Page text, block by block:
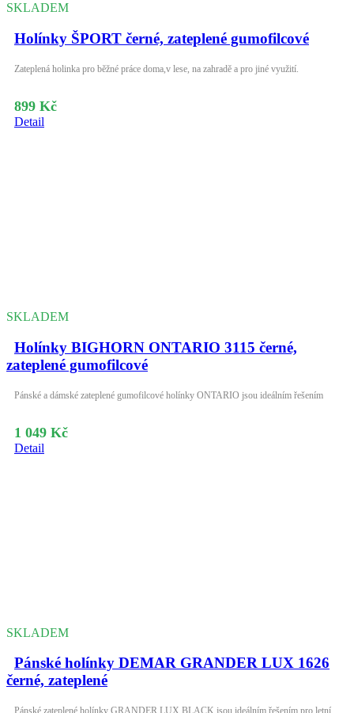
SKLADEM
Holínky ŠPORT černé, zateplené gumofilcové
Zateplená holinka pro běžné práce doma,v lese, na zahradě a pro jiné využití.
899 Kč
Detail
SKLADEM
Holínky BIGHORN ONTARIO 3115 černé,
zateplené gumofilcové
Pánské a dámské zateplené gumofilcové holínky ONTARIO jsou ideálním řešením
1 049 Kč
Detail
SKLADEM
Pánské holínky DEMAR GRANDER LUX 1626
černé, zateplené
Pánské zateplené holínky GRANDER LUX BLACK jsou ideálním řešením pro letní